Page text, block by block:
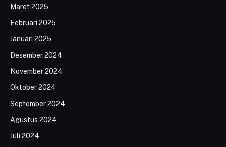
Maret 2025
Februari 2025
Januari 2025
Desember 2024
November 2024
Oktober 2024
September 2024
Agustus 2024
Juli 2024